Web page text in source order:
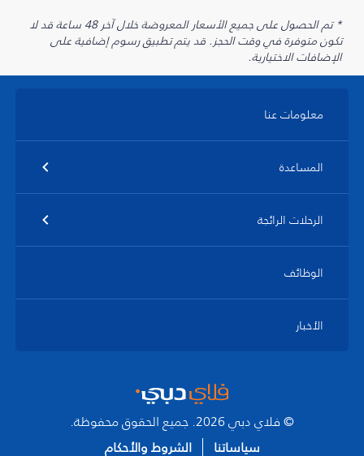
* تم الحصول على جميع الأسعار المعروضة خلال آخر 48 ساعة قد لا
تكون متوفرة في وقت الحجز. قد يتم تطبيق رسوم إضافية على
الإضافات الاختيارية.
معلومات عنا
المساعدة
الرحلات الرائجة
الوظائف
الأخبار
© فلاي دبي 2026. جميع الحقوق محفوظة.
سياساتنا
الشروط والأحكام